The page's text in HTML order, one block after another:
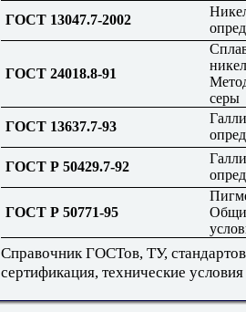
ГОСТ 13047.7-2002
ГОСТ 24018.8-91
серы
ГОСТ 13637.7-93
ГОСТ Р 50429.7-92
ГОСТ Р 50771-95
Справочник ГОСТов, ТУ,
сертификация, технические условия